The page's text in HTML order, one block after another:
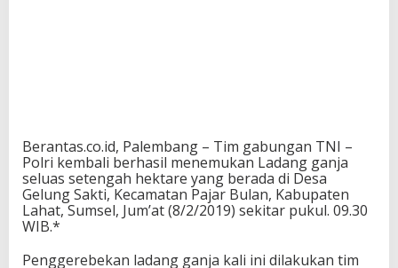
Berantas.co.id, Palembang – Tim gabungan TNI –
Polri kembali berhasil menemukan Ladang ganja
seluas setengah hektare yang berada di Desa
Gelung Sakti, Kecamatan Pajar Bulan, Kabupaten
Lahat, Sumsel, Jum’at (8/2/2019) sekitar pukul. 09.30
WIB.*
Penggerebekan ladang ganja kali ini dilakukan tim